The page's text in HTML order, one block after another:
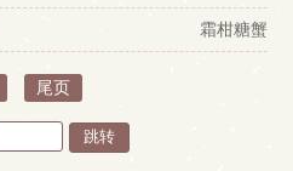
霜柑糖蟹
尾页